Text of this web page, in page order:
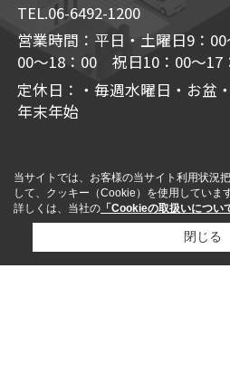
TEL.06-6492-1200
営業時間：平日・土曜日9：
00～18：00 祝日10：00～17
定休日：・毎週水曜日・お盆
年末年始
当サイトでは、お客様の当サイト利用状況
して、クッキー（Cookie）を使用しています
詳しくは、当社の 「Cookieの取扱いについ
閉じる